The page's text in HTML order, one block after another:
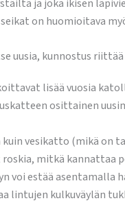
ja joka ikisen
on huomioitava
uusia, kunnostus riittää
lisää vuosia
osittainen
vesikatto (mikä on
mitkä kannattaa
voi estää
lintujen kulkuväylän